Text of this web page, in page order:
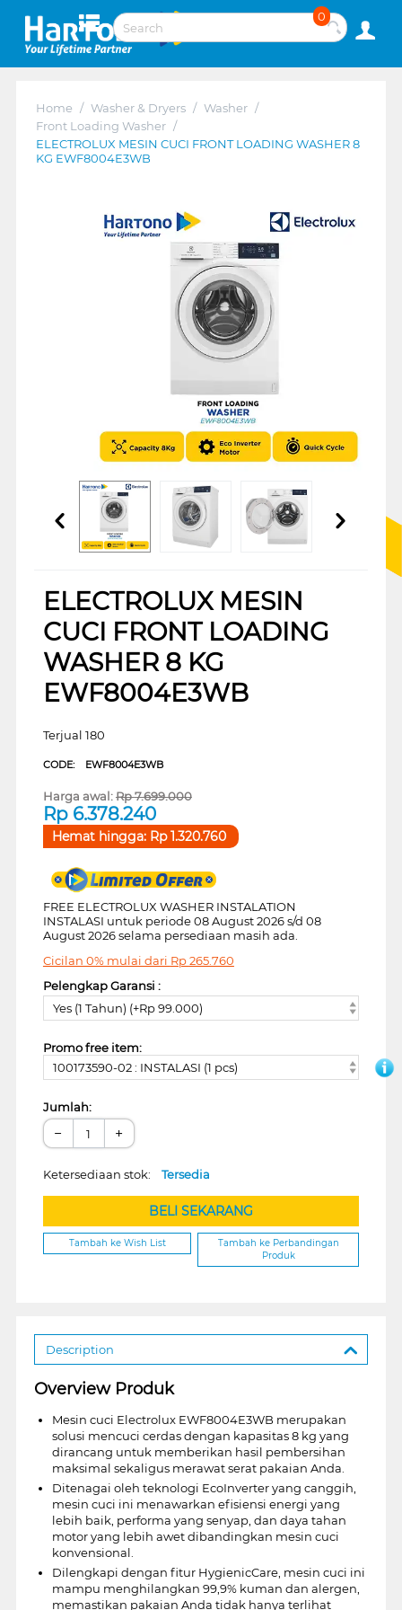
0
Home / Washer & Dryers / Washer /
Front Loading Washer /
ELECTROLUX MESIN CUCI FRONT LOADING WASHER 8
KG EWF8004E3WB
ELECTROLUX MESIN
CUCI FRONT LOADING
WASHER 8 KG
EWF8004E3WB
Terjual 180
CODE: EWF8004E3WB
Harga awal:Rp7.699.000
Rp 6.378.240
Hemat hingga: Rp1.320.760
FREE ELECTROLUX WASHER INSTALATION
INSTALASI untuk periode 08 August 2026 s/d 08
August 2026 selama persediaan masih ada.
Cicilan 0% mulai dari Rp265.760
Pelengkap Garansi :
Yes (1 Tahun) (+Rp 99.000)
Promo free item:
100173590-02 : INSTALASI (1 pcs)
Jumlah:
− +
Ketersediaan stok: Tersedia
BELI SEKARANG
Tambah ke Wish List
Tambah ke Perbandingan
Produk
Description
Overview Produk
Mesin cuci Electrolux EWF8004E3WB merupakan
solusi mencuci cerdas dengan kapasitas 8 kg yang
dirancang untuk memberikan hasil pembersihan
maksimal sekaligus merawat serat pakaian Anda.
Ditenagai oleh teknologi EcoInverter yang canggih,
mesin cuci ini menawarkan efisiensi energi yang
lebih baik, performa yang senyap, dan daya tahan
motor yang lebih awet dibandingkan mesin cuci
konvensional.
Dilengkapi dengan fitur HygienicCare, mesin cuci ini
mampu menghilangkan 99,9% kuman dan alergen,
memastikan pakaian Anda tidak hanya terlihat